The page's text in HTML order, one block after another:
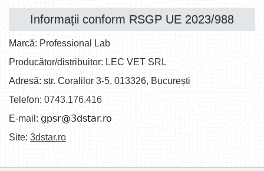
Informații conform RSGP UE 2023/988
Marcă: Professional Lab
Producător/distribuitor: LEC VET SRL
Adresă: str. Coralilor 3-5, 013326, București
Telefon: 0743.176.416
E-mail:
Site: 3dstar.ro